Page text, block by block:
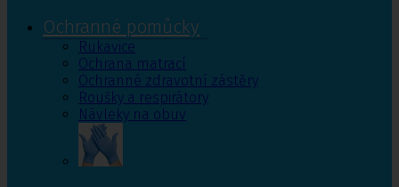
Ochranné pomůcky
Rukavice
Ochrana matrací
Ochranné zdravotní zástěry
Roušky a respirátory
Návleky na obuv